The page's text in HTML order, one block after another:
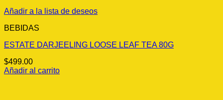
Añadir a la lista de deseos
BEBIDAS
ESTATE DARJEELING LOOSE LEAF TEA 80G
$499.00
Añadir al carrito